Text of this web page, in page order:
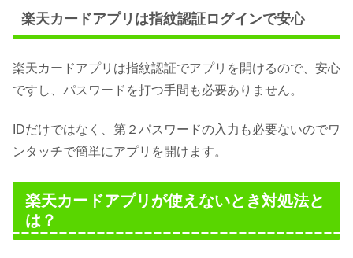
楽天カードアプリは指紋認証ログインで安心
楽天カードアプリは指紋認証でアプリを開けるので、安心
ですし、パスワードを打つ手間も必要ありません。
IDだけではなく、第２パスワードの入力も必要ないのでワ
ンタッチで簡単にアプリを開けます。
楽天カードアプリが使えないとき対処法と
は？